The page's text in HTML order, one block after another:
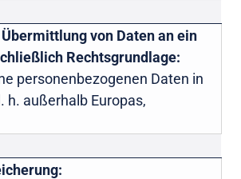
von Daten an ein
Rechtsgrundlage:
personenbezogenen Daten in
h. außerhalb Europas,